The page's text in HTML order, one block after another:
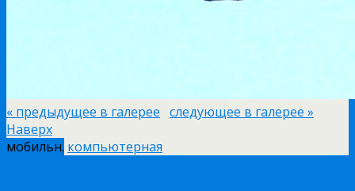
« предыдущее в галерее следующее в галерее »
Наверх
мобильн. компьютерная